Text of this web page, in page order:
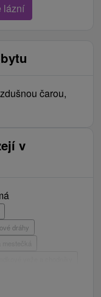
lázní
čarou,
v
dráhy